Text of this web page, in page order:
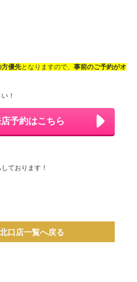
方優先となりますので、事前のご予約がオ
！
予約はこちら
ております！
口店一覧へ戻る